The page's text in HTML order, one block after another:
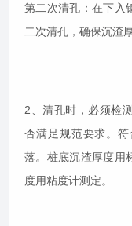
第二次清孔：在下入
二次清孔，确保沉渣
2、清孔时，必须检
否满足规范要求。
落。桩底沉渣厚度用
度用粘度计测定。